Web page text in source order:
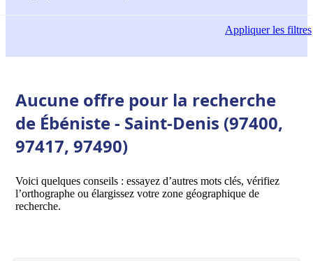
Appliquerles filtres
Aucune offre pour la recherche
de Ébéniste - Saint-Denis (97400,
97417, 97490)
Voici quelques conseils : essayez d’autres mots clés, vérifiez
l’orthographe ou élargissez votre zone géographique de
recherche.